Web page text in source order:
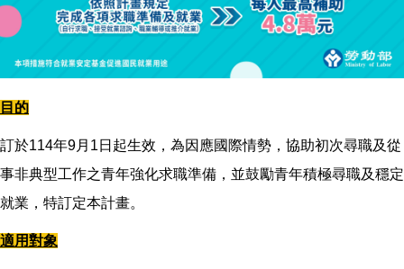
目的
訂於114年9月1日起生效，為因應國際情勢，協助初次尋職及從
事非典型工作之青年強化求職準備，並鼓勵青年積極尋職及穩定
就業，特訂定本計畫。
適用對象